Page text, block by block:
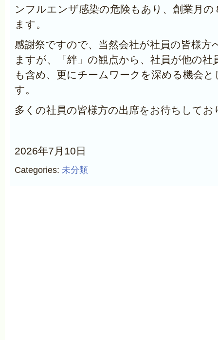
ンフルエンザ感染の危険もあり、創業月
ます。
感謝祭ですので、当然会社が社員の皆様方
ますが、「絆」の観点から、社員が他の社
も含め、更にチームワークを深める機会
す。
多くの社員の皆様方の出席をお待ちしてお
2026年7月10日
Categories: 未分類